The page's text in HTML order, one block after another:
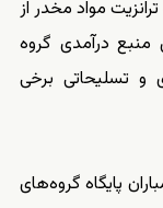
مواد مخدر از
منبع درآمدی گروه
تسلیحاتی برخی
پایگاه گروه‌های